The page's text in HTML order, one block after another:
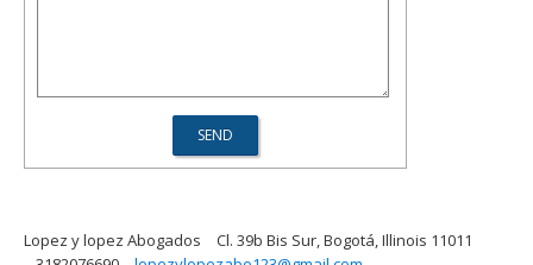
Lopez y lopez Abogados
Cl. 39b Bis Sur, Bogotá, Illinois 11011